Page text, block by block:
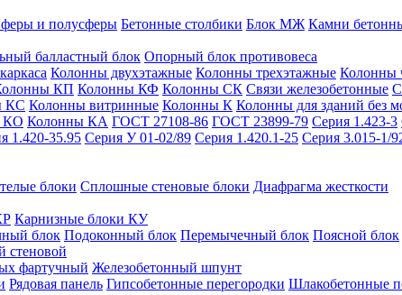
и полусферы Бетонные столбики Блок МЖ Камни
балластный блок Опорный блок противовеса
Колонны двухэтажные Колонны трехэтажные Колонны
КП Колонны КФ Колонны СК Связи железобетонные
КС Колонны витринные Колонны К Колонны для зданий без
КО Колонны КА ГОСТ 27108-86 ГОСТ 23899-79 Серия 1.423-3
1.420-35.95 Серия У 01-02/89 Серия 1.420.1-25 Серия 3.015-1/
блоки Сплошные стеновые блоки Диафрагма жесткости
Карнизные блоки КУ
блок Подоконный блок Перемычечный блок Поясной блок
стеновой
фартучный Железобетонный шпунт
Рядовая панель Гипсобетонные перегородки Шлакобетонные